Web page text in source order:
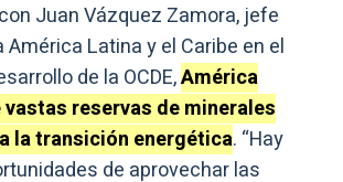
Juan Vázquez Zamora, jefe
América Latina y el Caribe en el
de la OCDE,América
reservas de minerales
la transición energética. “Hay
de aprovechar las